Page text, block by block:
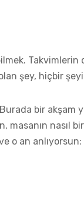
Takvimlerin
şey, hiçbir
bir akşam
nasıl
o an